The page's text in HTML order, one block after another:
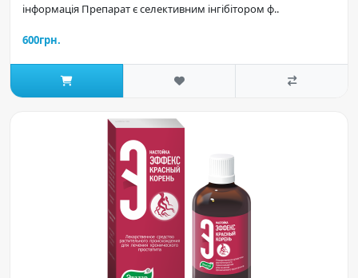
інформація Препарат є селективним інгібітором ф..
600грн.